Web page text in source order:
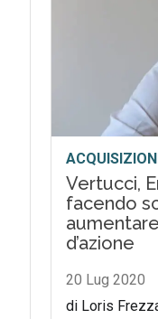
Vertucci,
facendo
d’azione
20 Lug 2020
di Loris